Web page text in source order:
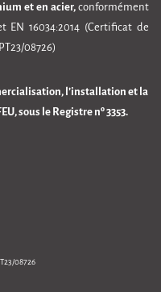
et en acier, conformément
EN 16034:2014 (Certificat de
08726)
l’installation et la
sous le Registre nº 3353.
08726